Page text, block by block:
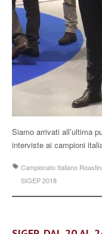
Siamo arrivati all’ultima
interviste ai campioni
Campionato Italiano
SIGEP 2018